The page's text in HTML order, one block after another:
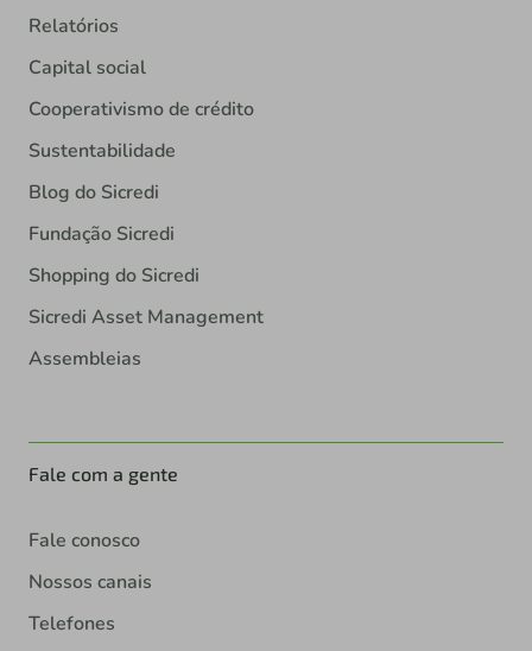
Relatórios
Capital social
Cooperativismo de crédito
Sustentabilidade
Blog do Sicredi
Fundação Sicredi
Shopping do Sicredi
Sicredi Asset Management
Assembleias
Fale com a gente
Fale conosco
Nossos canais
Telefones